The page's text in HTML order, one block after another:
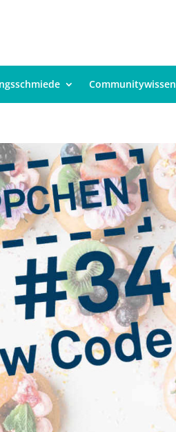
Communitywissen